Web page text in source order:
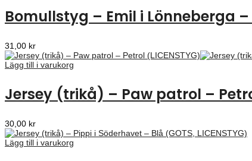
Bomullstyg – Emil i Lönneberga –
31,00 kr
Lägg till i varukorg
Jersey (trikå) – Paw patrol –
30,00 kr
Lägg till i varukorg